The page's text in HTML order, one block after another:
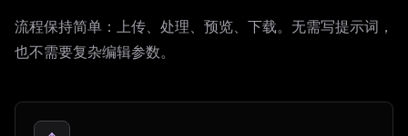
流程保持简单：上传、处理、预览、下载。无需写提示词，
也不需要复杂编辑参数。